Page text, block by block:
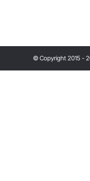
© Copyright 2015 -